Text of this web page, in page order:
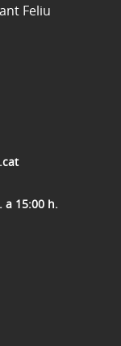
a 15:00 h.
Feliu